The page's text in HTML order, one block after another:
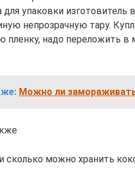
для упаковки
непрозрачную тару.
пленку, надо переложить в
Можно ли
сколько можно хранить